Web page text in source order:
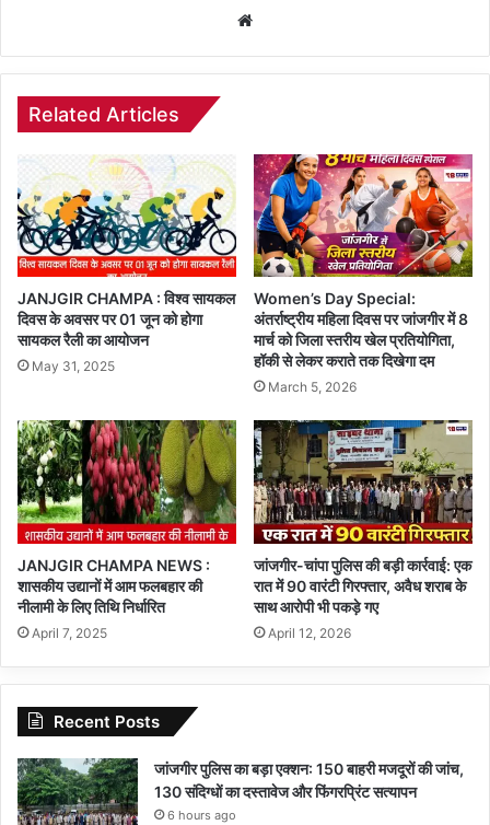
Related Articles
JANJGIR CHAMPA : विश्व सायकल
दिवस के अवसर पर 01 जून को होगा
सायकल रैली का आयोजन
May 31, 2025
Women’s Day Special:
अंतर्राष्ट्रीय महिला दिवस पर जांजगीर में 8
मार्च को जिला स्तरीय खेल प्रतियोगिता,
हॉकी से लेकर कराते तक दिखेगा दम
March 5, 2026
JANJGIR CHAMPA NEWS :
शासकीय उद्यानों में आम फलबहार की
नीलामी के लिए तिथि निर्धारित
April 7, 2025
जांजगीर-चांपा पुलिस की बड़ी कार्रवाई: एक
रात में 90 वारंटी गिरफ्तार, अवैध शराब के
साथ आरोपी भी पकड़े गए
April 12, 2026
Recent Posts
जांजगीर पुलिस का बड़ा एक्शन: 150 बाहरी मजदूरों की जांच,
130 संदिग्धों का दस्तावेज और फिंगरप्रिंट सत्यापन
6 hours ago